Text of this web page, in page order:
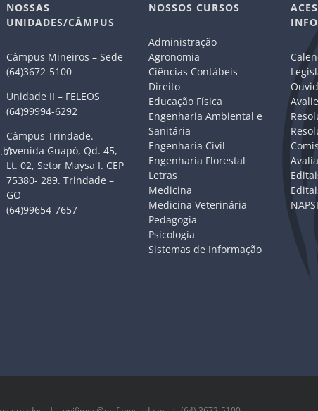
NOSSAS
UNIDADES/CÂMPUS
Câmpus Mineiros – Sede
(64)3672-5100
Unidade II – FELEOS
(64)99994-6292
Câmpus Trindade.
Avenida Guapó, Qd. 45,
Lt. 02, Setor Maysa I. CEP
75380- 289. Trindade –
GO
(64)99654-7657
NOSSOS CURSOS
Administração
Agronomia
Ciências Contábeis
Direito
Educação Física
Engenharia Ambiental e
Sanitária
Engenharia Civil
Engenharia Florestal
Letras
Medicina
Medicina Veterinária
Pedagogia
Psicologia
Sistemas de Informação
NAPSI